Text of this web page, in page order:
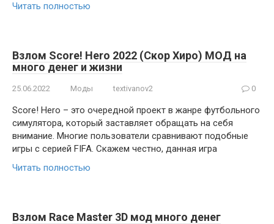
Читать полностью
Взлом Score! Hero 2022 (Скор Хиро) МОД на
много денег и жизни
25.06.2022 Моды textivanov2 0
Score! Hero – это очередной проект в жанре футбольного
симулятора, который заставляет обращать на себя
внимание. Многие пользователи сравнивают подобные
игры с серией FIFA. Скажем честно, данная игра
Читать полностью
Взлом Race Master 3D мод много денег